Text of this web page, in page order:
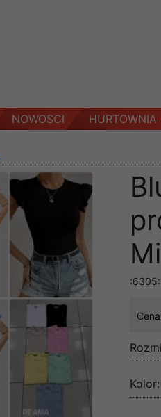
NOWOSCI HURTOWNIA
Kolor: